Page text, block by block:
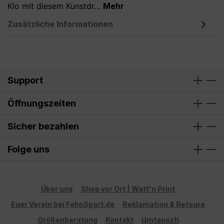
Klo mit diesem Kunstdr… Mehr
Zusätzliche Informationen
Support
Öffnungszeiten
Sicher bezahlen
Folge uns
Über uns
Shop vor Ort | Watt'n Print
Euer Verein bei FehnSport.de
Reklamation & Retoure
Größenberatung
Kontakt Umtausch